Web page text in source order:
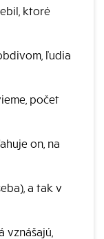
ktoré
ľudia
počet
on, na
a tak v
vznášajú,